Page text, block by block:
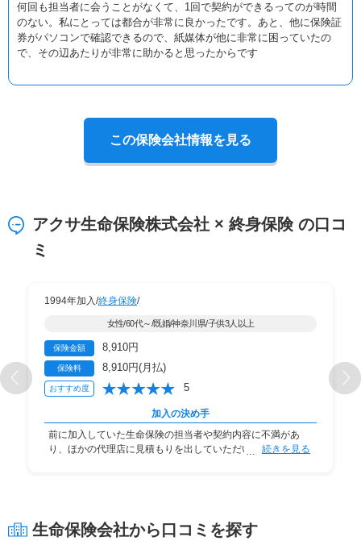
何回も担当者に会うことがなくて、1回で契約ができるってのが時間
のない。私にとっては都合が非常に良かったです。あと、他に保険証
券がパソコンで確認できるので、紙媒体が他に非常に困っていたの
で、その辺あたりが非常に助かると思ったからです
この保険会社情報を見る
アクサ生命保険株式会社 × 終身保険 の口コ
ミ
1994年加入/終身保険/
女性/60代～/既婚/神奈川県/子供3人以上
保険金額 8,910円
保険料 8,910円(月払)
おすすめ度 5
加入の決め手
前に加入していた生命保険の担当者や契約内容に不満があ
り、ほかの代理店に見積もりを出していただいた所、続きを見る
生命保険会社から口コミを探す